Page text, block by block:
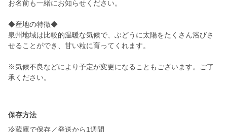
お名前も一緒にお知らせください。
◆産地の特徴◆
泉州地域は比較的温暖な気候で、ぶどうに太陽をたくさん浴びさ
せることができ、甘い粒に育ってくれます。
※気候不良などにより予定が変更になることもございます。ご了
承ください。
保存方法
冷蔵庫で保存／発送から1週間